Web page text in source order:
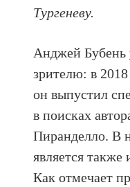
Тургеневу.
Анджей Бубень
зрителю: в
он выпустил
в поисках
Пиранделло. В
является
Как отмечает